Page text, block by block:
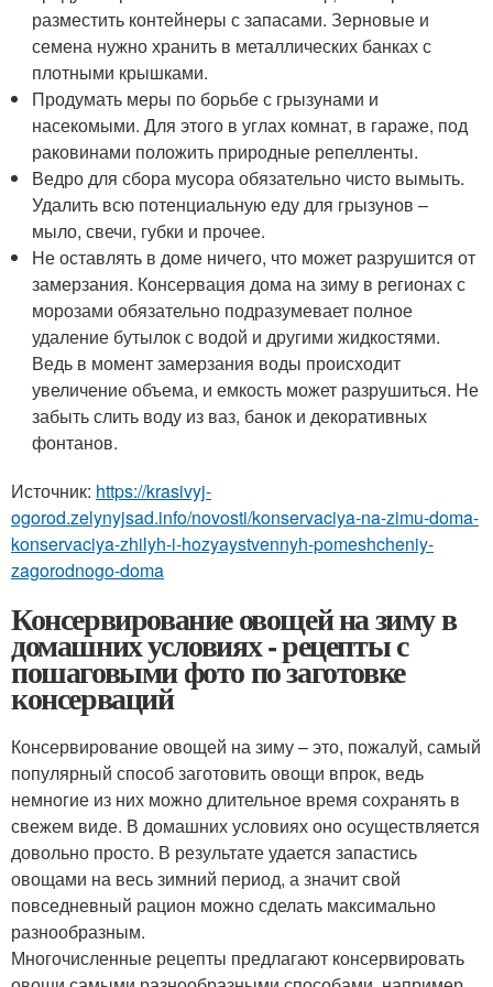
разместить контейнеры с запасами. Зерновые и
семена нужно хранить в металлических банках с
плотными крышками.
Продумать меры по борьбе с грызунами и
насекомыми. Для этого в углах комнат, в гараже, под
раковинами положить природные репелленты.
Ведро для сбора мусора обязательно чисто вымыть.
Удалить всю потенциальную еду для грызунов –
мыло, свечи, губки и прочее.
Не оставлять в доме ничего, что может разрушится от
замерзания. Консервация дома на зиму в регионах с
морозами обязательно подразумевает полное
удаление бутылок с водой и другими жидкостями.
Ведь в момент замерзания воды происходит
увеличение объема, и емкость может разрушиться. Не
забыть слить воду из ваз, банок и декоративных
фонтанов.
Источник: https://krasivyj-
ogorod.zelynyjsad.info/novosti/konservaciya-na-zimu-doma-
konservaciya-zhilyh-i-hozyaystvennyh-pomeshcheniy-
zagorodnogo-doma
Консервирование овощей на зиму в
домашних условиях - рецепты с
пошаговыми фото по заготовке
консерваций
Консервирование овощей на зиму – это, пожалуй, самый
популярный способ заготовить овощи впрок, ведь
немногие из них можно длительное время сохранять в
свежем виде. В домашних условиях оно осуществляется
довольно просто. В результате удается запастись
овощами на весь зимний период, а значит свой
повседневный рацион можно сделать максимально
разнообразным.
Многочисленные рецепты предлагают консервировать